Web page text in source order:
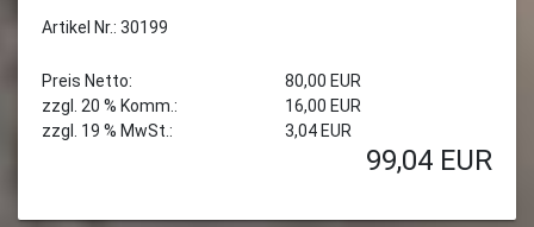
Artikel Nr.: 30199
Preis Netto:
80,00 EUR
zzgl. 20 % Komm.:
16,00 EUR
zzgl. 19 % MwSt.:
3,04 EUR
99,04 EUR